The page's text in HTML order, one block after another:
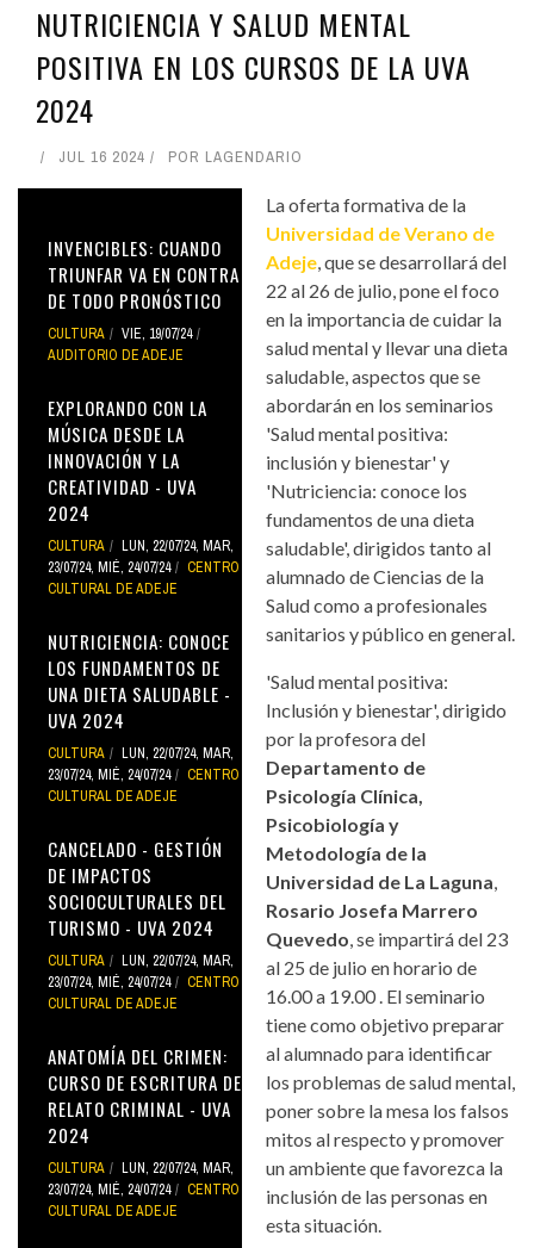
NUTRICIENCIA Y SALUD MENTAL
POSITIVA EN LOS CURSOS DE LA UVA
2024
JUL 16 2024 POR LAGENDARIO
INVENCIBLES: CUANDO
TRIUNFAR VA EN CONTRA
DE TODO PRONÓSTICO
CULTURA
VIE, 19/07/24
AUDITORIO DE ADEJE
EXPLORANDO CON LA
MÚSICA DESDE LA
INNOVACIÓN Y LA
CREATIVIDAD - UVA
2024
CULTURA LUN, 22/07/24, MAR,
23/07/24, MIÉ, 24/07/24
CENTRO
CULTURAL DE ADEJE
NUTRICIENCIA: CONOCE
LOS FUNDAMENTOS DE
UNA DIETA SALUDABLE -
UVA 2024
CULTURA LUN, 22/07/24, MAR,
23/07/24, MIÉ, 24/07/24
CENTRO
CULTURAL DE ADEJE
CANCELADO - GESTIÓN
DE IMPACTOS
SOCIOCULTURALES DEL
TURISMO - UVA 2024
CULTURA LUN, 22/07/24, MAR,
23/07/24, MIÉ, 24/07/24
CENTRO
CULTURAL DE ADEJE
ANATOMÍA DEL CRIMEN:
CURSO DE ESCRITURA DE
RELATO CRIMINAL - UVA
2024
CULTURA LUN, 22/07/24, MAR,
23/07/24, MIÉ, 24/07/24
CENTRO
CULTURAL DE ADEJE
La oferta formativa de la
Universidad de Verano de
Adeje , que se desarrollará del
22 al 26 de julio, pone el foco
en la importancia de cuidar la
salud mental y llevar una dieta
saludable, aspectos que se
abordarán en los seminarios
'Salud mental positiva:
inclusión y bienestar' y
'Nutriciencia: conoce los
fundamentos de una dieta
saludable', dirigidos tanto al
alumnado de Ciencias de la
Salud como a profesionales
sanitarios y público en general.
'Salud mental positiva:
Inclusión y bienestar', dirigido
por la profesora del
Departamento de
Psicología Clínica,
Psicobiología y
Metodología de la
Universidad de La Laguna
Rosario Josefa Marrero
Quevedo , se impartirá del 23
al 25 de julio en horario de
16.00 a 19.00 . El seminario
tiene como objetivo preparar
al alumnado para identificar
los problemas de salud mental,
poner sobre la mesa los falsos
mitos al respecto y promover
un ambiente que favorezca la
inclusión de las personas en
esta situación.